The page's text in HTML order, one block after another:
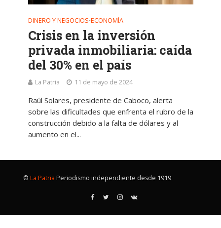
DINERO Y NEGOCIOS•ECONOMÍA
Crisis en la inversión
privada inmobiliaria: caída
del 30% en el país
La Patria 11 de mayo de 2024
Raúl Solares, presidente de Caboco, alerta
sobre las dificultades que enfrenta el rubro de la
construcción debido a la falta de dólares y al
aumento en el...
© La Patria Periodismo independiente desde 1919